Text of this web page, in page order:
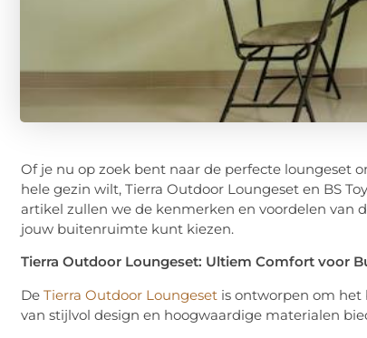
Of je nu op zoek bent naar de perfecte loungeset
hele gezin wilt, Tierra Outdoor Loungeset en BS
artikel zullen we de kenmerken en voordelen van
jouw buitenruimte kunt kiezen.
Tierra Outdoor Loungeset: Ultiem Comfort voor
De Tierra Outdoor Loungeset is ontworpen om het
van stijlvol design en hoogwaardige materialen